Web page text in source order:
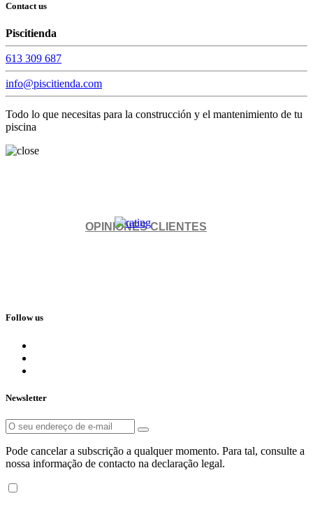
Contact us
Piscitienda
613 309 687
info@piscitienda.com
Todo lo que necesitas para la construcción y el mantenimiento de tu
piscina
OPINIONES CLIENTES
Follow us
Newsletter
Pode cancelar a subscrição a qualquer momento. Para tal, consulte a
nossa informação de contacto na declaração legal.